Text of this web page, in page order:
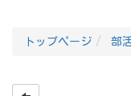
トップページ 部